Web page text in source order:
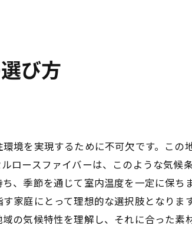
法
バーの魅力
献
び方
境を実現するために不可欠です。この
ロースファイバーは、このような気候
、季節を通じて室内温度を一定に保ち
家庭にとって理想的な選択肢となりま
の気候特性を理解し、それに合った素